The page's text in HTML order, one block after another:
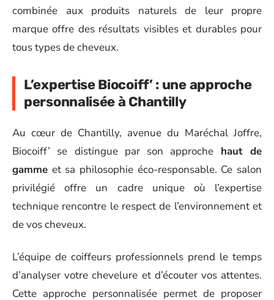
combinée aux produits naturels de leur propre
marque offre des résultats visibles et durables pour
tous types de cheveux.
L’expertise Biocoiff’ : une approche
personnalisée à Chantilly
Au cœur de Chantilly, avenue du Maréchal Joffre,
Biocoiff’ se distingue par son approche haut de
gamme et sa philosophie éco-responsable. Ce salon
privilégié offre un cadre unique où l’expertise
technique rencontre le respect de l’environnement et
de vos cheveux.
L’équipe de coiffeurs professionnels prend le temps
d’analyser votre chevelure et d’écouter vos attentes.
Cette approche personnalisée permet de proposer